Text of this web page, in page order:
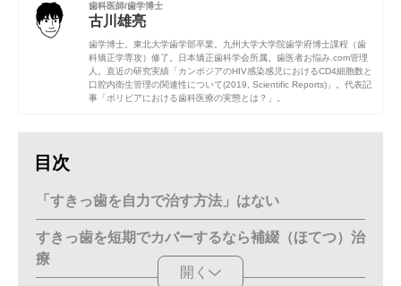
歯科医師/歯学博士
古川雄亮
歯学博士。 東北大学歯学部卒業。 九州大学大学院歯学府博士課程（歯
科矯正学専攻）修了。
日本矯正歯科学会所属。歯医者お悩み.com管理
人。直近の研究実績「カンボジアのHIV感染感児におけるCD4細胞数と
口腔内衛生管理の関連性について(2019, Scientific Reports) 」。代表記
事「ボリビアにおける歯科医療の実態とは？ 」。
目次
「すきっ歯を自力で治す方法」はない
すきっ歯を短期でカバーするなら補綴（ほてつ）治
療
開く